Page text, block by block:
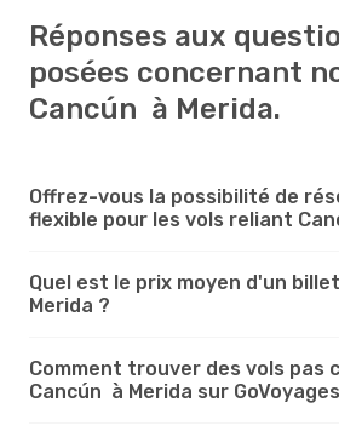
Réponses aux
posées concernant
Cancún à Merida.
Offrez-vous la possibilité de
flexible pour les vols reliant
Quel est le prix moyen d'un
Merida ?
Comment trouver des vols pas
Cancún à Merida sur